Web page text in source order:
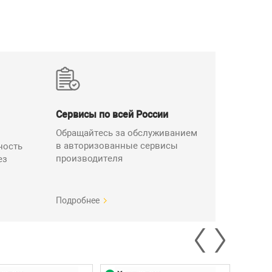
40 мс/ 80 мс / 400 мс.
Fail) в режимах - «абс.
ЖК-дисплей (25 см в 6
качания- по 1601 точке.
и задней панелей для flash-
Сервисы по всей России
Обращайтесь за обслуживанием
в авторизованные сервисы
производителя
Подробнее